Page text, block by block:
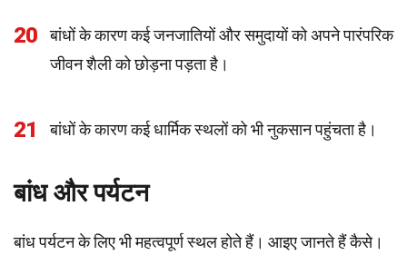
20
बांधों के कारण कई जनजातियों और समुदायों को अपने पारंपरिक
जीवन शैली को छोड़ना पड़ता है।
21 बांधों के कारण कई धार्मिक स्थलों को भी नुकसान पहुंचता है।
बांध और पर्यटन
बांध पर्यटन के लिए भी महत्वपूर्ण स्थल होते हैं। आइए जानते हैं कैसे।